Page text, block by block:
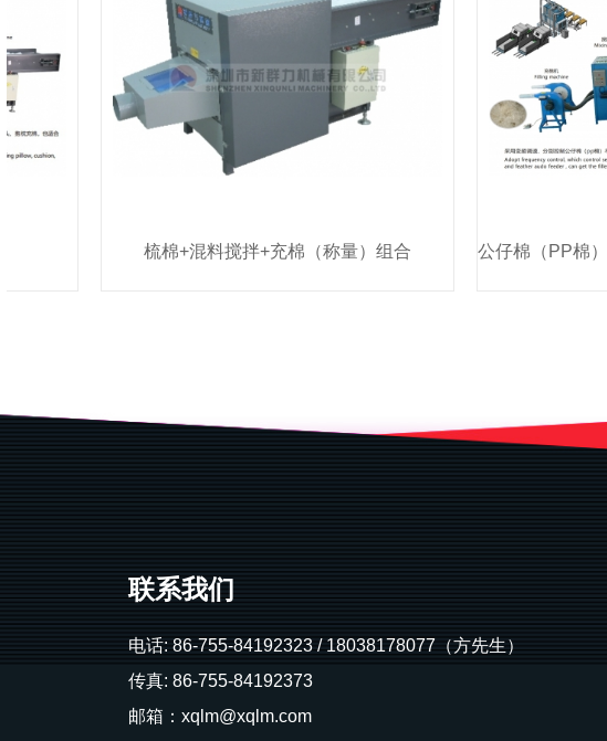
梳棉+混料搅拌+充棉（称量）组合
联系我们
电话: 86-755-84192323 / 18038178077（方先生）
传真: 86-755-84192373
邮箱： xqlm@xqlm.com